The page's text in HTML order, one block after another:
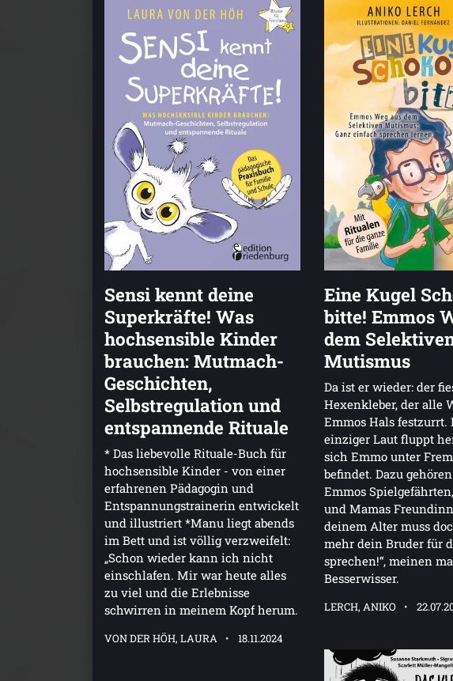
Sensi kennt deine
Superkräfte! Was
hochsensible Kinder
brauchen: Mutmach-
Geschichten,
Selbstregulation und
entspannende Rituale
* Das liebevolle Rituale-Buch für
hochsensible Kinder - von einer
erfahrenen Pädagogin und
Entspannungstrainerin entwickelt
und illustriert *Manu liegt abends
im Bett und ist völlig verzweifelt:
„Schon wieder kann ich nicht
einschlafen. Mir war heute alles
zu viel und die Erlebnisse
schwirren in meinem Kopf herum.
VON DER HÖH, LAURA 18.11.2024
Eine Kugel
bitte! Emmos
dem
Mutismus
Da ist er wieder: der
Hexenkleber, der alle
Emmos Hals
einziger Laut fluppt
sich Emmo unter
befindet. Dazu
Emmos
und Mamas
deinem Alter muss
mehr dein Bruder für
sprechen!“, meinen
Besserwisser.
LERCH, ANIKO